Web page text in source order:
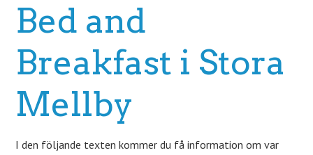
Bed and
Breakfast i Stora
Mellby
I den följande texten kommer du få information om var